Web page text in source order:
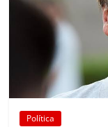
Política